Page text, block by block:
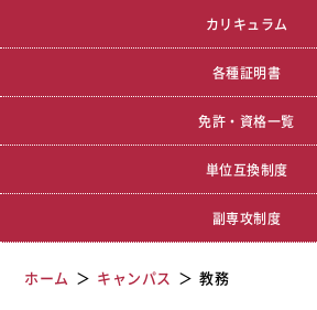
カリキュラム
各種証明書
免許・資格一覧
単位互換制度
副専攻制度
ホーム キャンパス 教務